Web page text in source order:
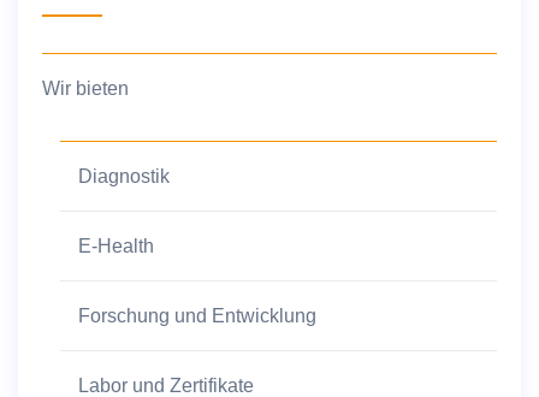
Wir bieten
Diagnostik
E-Health
Forschung und Entwicklung
Labor und Zertifikate